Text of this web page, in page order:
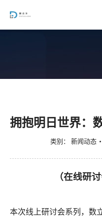
拥抱明日世界：
类别： 新闻动态
（在线研
本次线上研讨会系列，数